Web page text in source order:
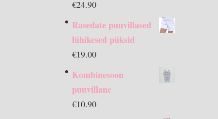
€24.90
Rasedate puuvillased
lühikesed püksid
€19.00
Kombinesoon
puuvillane
€10.90